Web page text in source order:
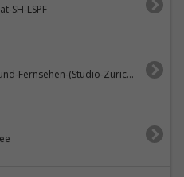
SH-LSPF
Schweizer-Radio-und-Fernsehen-(Studio-Zürich-Leutschenbach)-Sonderabfall-Sammelstelle-Hagenholz